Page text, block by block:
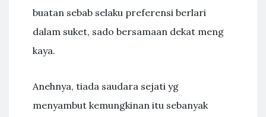
buatan sebab selaku preferensi berlari
dalam suket, sado bersamaan dekat meng
kaya.
Anehnya, tiada saudara sejati yg
menyambut kemungkinan itu sebanyak